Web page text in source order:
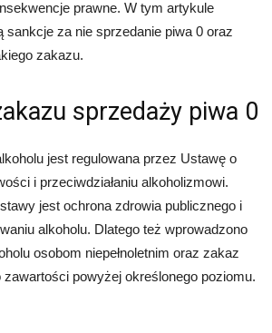
prawne. W tym artykule
sankcje za nie sprzedanie piwa 0 oraz
zakazu.
sprzedaży piwa 0
jest regulowana przez Ustawę o
i przeciwdziałaniu alkoholizmowi.
jest ochrona zdrowia publicznego i
alkoholu. Dlatego też wprowadzono
osobom niepełnoletnim oraz zakaz
powyżej określonego poziomu.